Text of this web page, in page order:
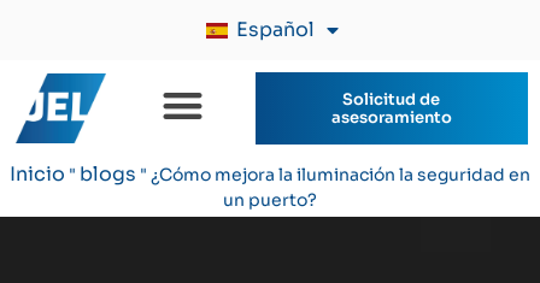
Español
Solicitud de
asesoramiento
Inicio " blogs " ¿Cómo mejora la iluminación la seguridad en
un puerto?